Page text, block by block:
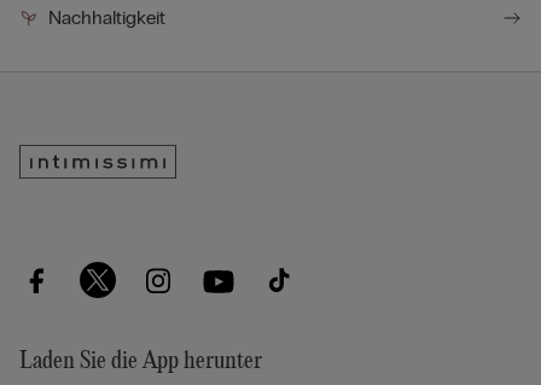
Nachhaltigkeit
Laden Sie die App herunter